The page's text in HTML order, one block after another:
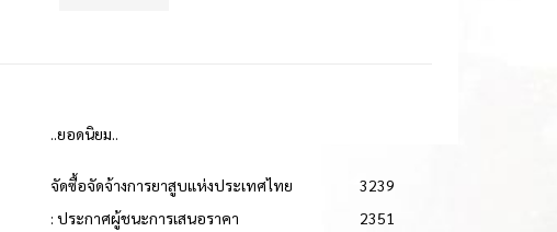
..ยอดนิยม..
จัดซื้อจัดจ้างการยาสูบแห่งประเทศไทย
3239
: ประกาศผู้ชนะการเสนอราคา
2351